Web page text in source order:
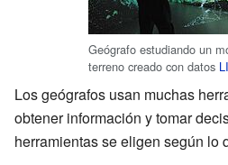
Geógrafo estudiando un
terreno creado con datos
Los geógrafos usan muchas
obtener información y tomar
herramientas se eligen según lo